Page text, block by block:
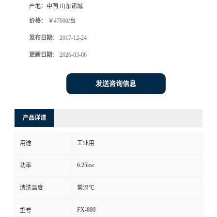
产地： 中国 山东诸城
价格： ￥47000/台
发布日期： 2017-12-24
更新日期： 2026-03-06
发送咨询信息
产品详请
用途 工业用
功率 6.25kw
清洗温度 常温℃
型号 FX-800